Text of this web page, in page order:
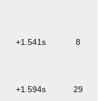
+1.541s 8
+1.594s 29